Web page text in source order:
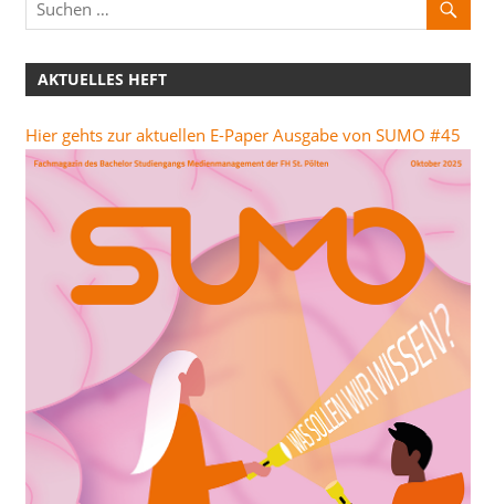
AKTUELLES HEFT
Hier gehts zur aktuellen E-Paper Ausgabe von SUMO #45